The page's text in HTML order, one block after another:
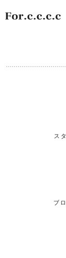
ス
ブ